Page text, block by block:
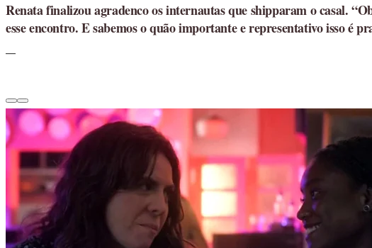
Renata finalizou agradenco os internautas que shipparam o casal.
esse encontro. E sabemos o quão importante e representativo isso é